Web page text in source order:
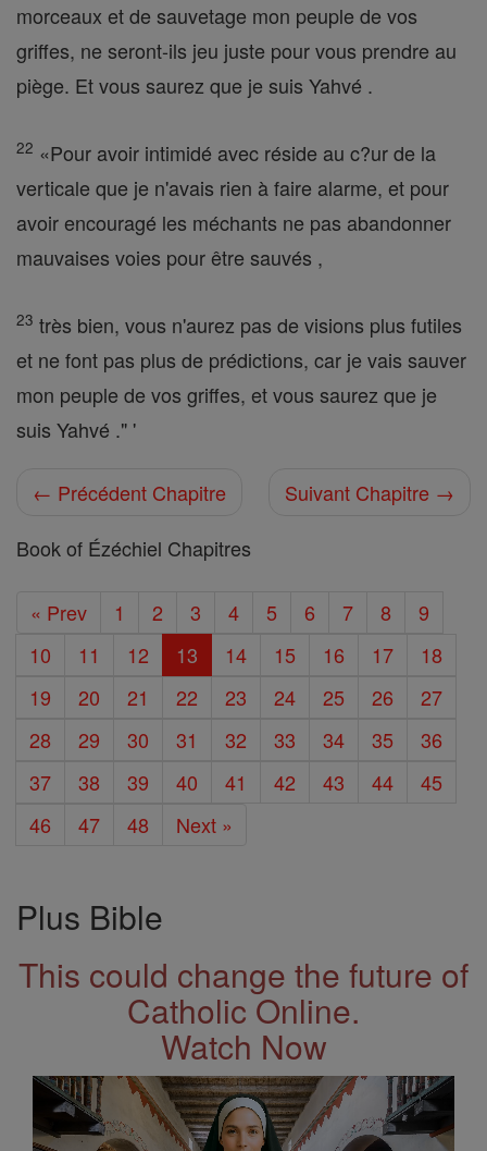
morceaux et de sauvetage mon peuple de vos
griffes, ne seront-ils jeu juste pour vous prendre au
piège. Et vous saurez que je suis Yahvé .
22 «Pour avoir intimidé avec réside au c?ur de la
verticale que je n'avais rien à faire alarme, et pour
avoir encouragé les méchants ne pas abandonner
mauvaises voies pour être sauvés ,
23 très bien, vous n'aurez pas de visions plus futiles
et ne font pas plus de prédictions, car je vais sauver
mon peuple de vos griffes, et vous saurez que je
suis Yahvé ." '
← Précédent Chapitre
Suivant Chapitre →
Book of Ézéchiel Chapitres
« Prev 1 2 3 4 5 6 7 8
9
10
11 12 13 14 15 16 17
18
19
20 21 22 23 24 25 26
27
28
29 30 31 32 33 34 35
36
37
38 39 40 41 42 43 44
45
46
47 48 Next »
Plus Bible
This could change the future of
Catholic Online.
Watch Now